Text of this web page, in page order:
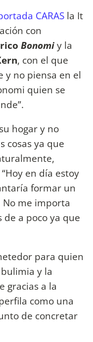
CARAS la It
con
Bonomiy la
, con el que
y no piensa en el
quien se
hogar y no
cosas ya que
en día estoy
formar un
No me importa
a poco ya que
para quien
y la
gracias a la
como una
de concretar